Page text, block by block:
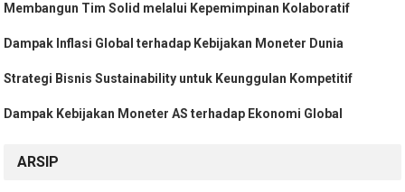
Membangun Tim Solid melalui Kepemimpinan Kolaboratif
Dampak Inflasi Global terhadap Kebijakan Moneter Dunia
Strategi Bisnis Sustainability untuk Keunggulan Kompetitif
Dampak Kebijakan Moneter AS terhadap Ekonomi Global
ARSIP